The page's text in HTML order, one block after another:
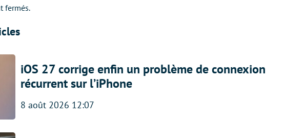
fermés.
iOS 27 corrige enfin un problème de connexion
récurrent sur l’iPhone
8 août 2026 12:07